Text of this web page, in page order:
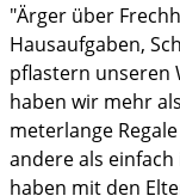
"Ärger über
Hausaufgaben,
pflastern unseren
haben wir mehr
meterlange
andere als
haben mit den